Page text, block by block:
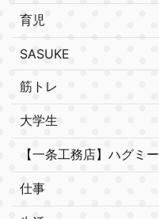
育児
SASUKE
筋トレ
大学生
【一条工務店】ハグミー
仕事